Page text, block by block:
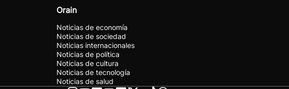
Orain
Noticias de economía
Noticias de sociedad
Noticias internacionales
Noticias de política
Noticias de cultura
Noticias de tecnología
Noticias de salud